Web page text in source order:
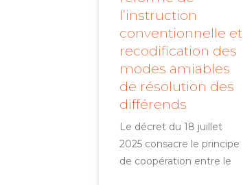
l’instruction
conventionnelle et
recodification des
modes amiables
de résolution des
différends
Le décret du 18 juillet
2025 consacre le principe
de coopération entre le